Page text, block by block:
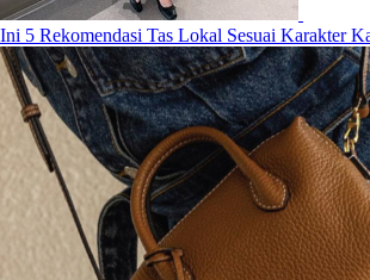
Ini 5 Rekomendasi Tas Lokal Sesuai Karakter